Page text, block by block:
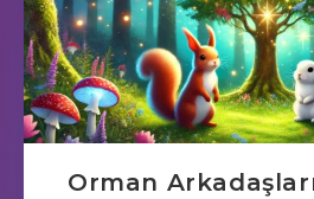
Orman